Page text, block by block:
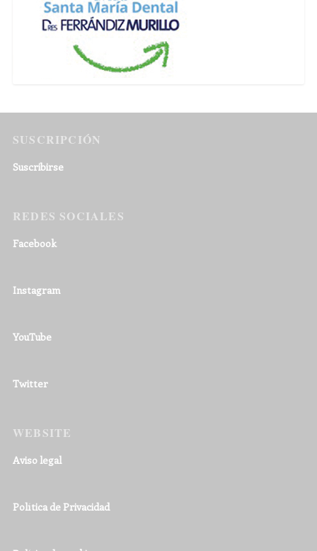
SUSCRIPCIÓN
Suscribirse
REDES SOCIALES
Facebook
Instagram
YouTube
Twitter
WEBSITE
Aviso legal
Política de Privacidad